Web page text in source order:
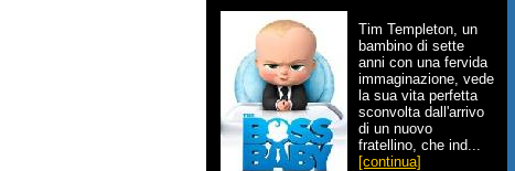
Tim Templeton, un
bambino di sette
anni con una fervida
immaginazione, vede
la sua vita perfetta
sconvolta dall'arrivo
di un nuovo
fratellino, che ind...
[continua]